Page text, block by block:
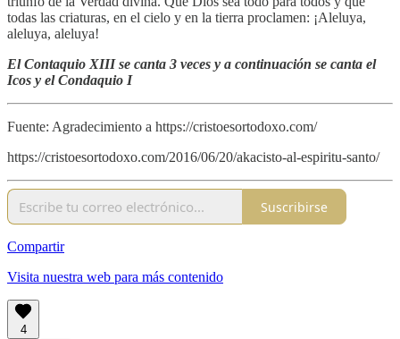
todas las criaturas, en el cielo y en la tierra proclamen: ¡Aleluya,
aleluya, aleluya!
El Contaquio XIII se canta 3 veces y a continuación se canta el
Icos y el Condaquio I
Fuente: Agradecimiento a https://cristoesortodoxo.com/
https://cristoesortodoxo.com/2016/06/20/akacisto-al-espiritu-santo/
Suscribirse
Compartir
Visita nuestra web para más contenido
4